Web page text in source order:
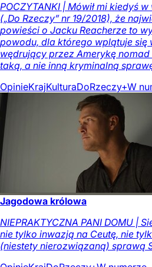
POCZYTANKI | Mówił mi kiedyś
(„Do Rzeczy” nr 19/2018), że
powieści o Jacku Reacherze to
powodu, dla którego wplątuje się
wędrujący przez Amerykę
taką, a nie inną kryminalną
OpinieKrajKulturaDoRzeczy+W
Jagodowa królowa
NIEPRAKTYCZNA PANI DOMU |
nie tylko inwazją na Ceutę, nie
(niestety nierozwiązaną) sprawą